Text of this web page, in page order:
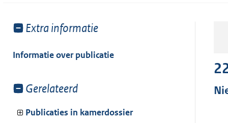
Toon
van:
Extra informatie
Informatie over publicatie
Toon
van:
Gerelateerd
Publicaties in kamerdossier